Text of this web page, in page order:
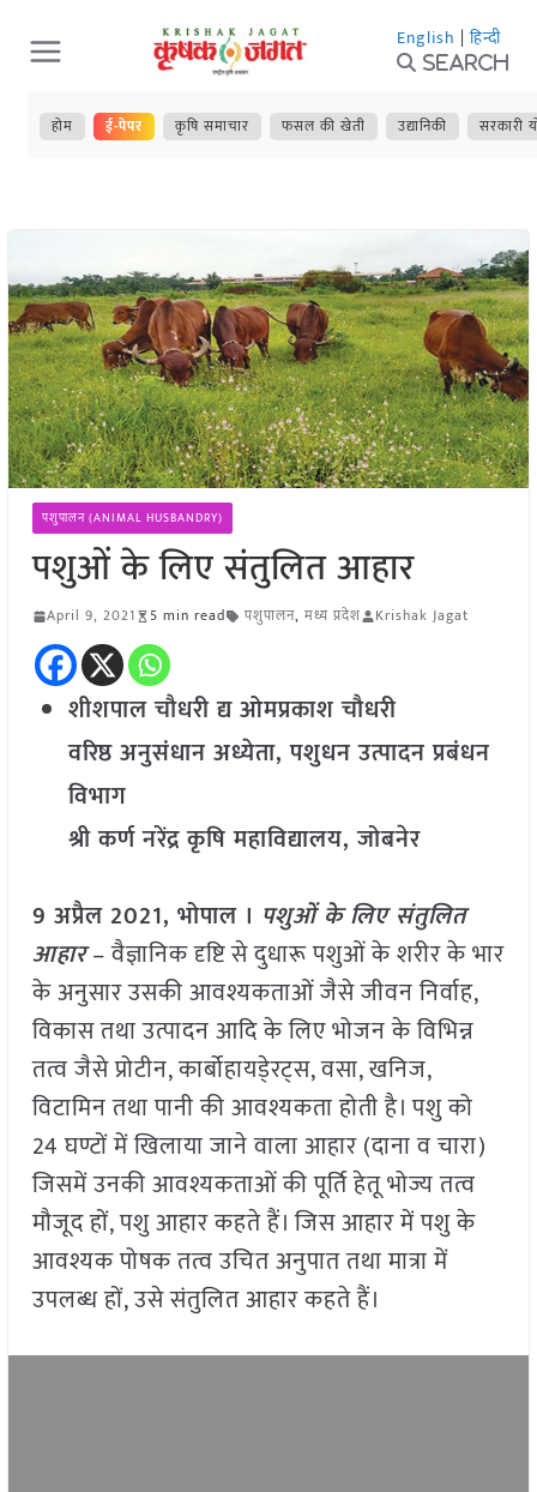
Skip
to
content
English | हिन्दी
Search
होम ई-पेपर कृषि समाचार फसल की खेती उद्यानिकी सरकारी
पशुपालन (ANIMAL HUSBANDRY)
पशुओं के लिए संतुलित आहार
April 9, 2021 5 min read पशुपालन, मध्य प्रदेश Krishak Jagat
शीशपाल चौधरी द्य ओमप्रकाश चौधरी
वरिष्ठ अनुसंधान अध्येता, पशुधन उत्पादन प्रबंधन
विभाग
श्री कर्ण नरेंद्र कृषि महाविद्यालय, जोबनेर
9 अप्रैल 2021, भोपाल । पशुओं के लिए संतुलित
आहार– वैज्ञानिक दृष्टि से दुधारू पशुओं के शरीर के भार
के अनुसार उसकी आवश्यकताओं जैसे जीवन निर्वाह,
विकास तथा उत्पादन आदि के लिए भोजन के विभिन्न
तत्व जैसे प्रोटीन, कार्बोहायडे्रट्स, वसा, खनिज,
विटामिन तथा पानी की आवश्यकता होती है। पशु को
24 घण्टों में खिलाया जाने वाला आहार (दाना व चारा)
जिसमें उनकी आवश्यकताओं की पूर्ति हेतू भोज्य तत्व
मौजूद हों, पशु आहार कहते हैं। जिस आहार में पशु के
आवश्यक पोषक तत्व उचित अनुपात तथा मात्रा में
उपलब्ध हों, उसे संतुलित आहार कहते हैं।